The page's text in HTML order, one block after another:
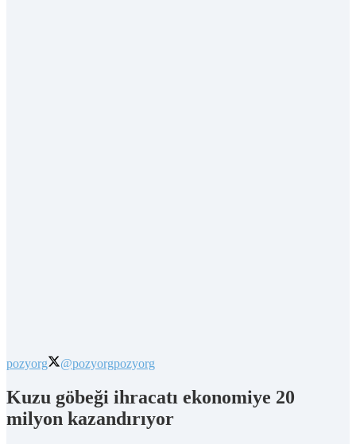
pozyorg @pozyorgpozyorg
Kuzu göbeği ihracatı ekonomiye 20
milyon kazandırıyor